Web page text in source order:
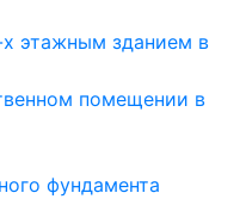
этажным зданием в
помещении в
фундамента